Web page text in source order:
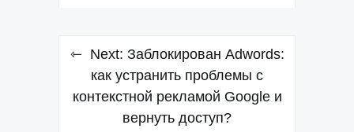
Навигация
записям
Next: Заблокирован Adwords:
как устранить проблемы с
контекстной рекламой Google и
вернуть доступ?